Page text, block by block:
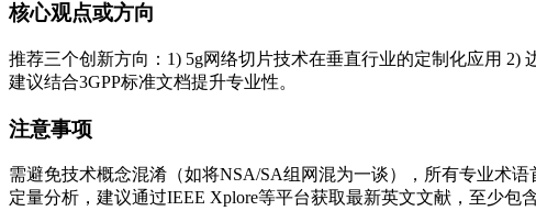
核心观点或方向
推荐三个创新方向：1) 5g网络切片技术在垂直行业的定制化应用 2)
建议结合3GPP标准文档提升专业性。
注意事项
需避免技术概念混淆（如将NSA/SA组网混为一谈），所有专业术
定量分析，建议通过IEEE Xplore等平台获取最新英文文献，至少包